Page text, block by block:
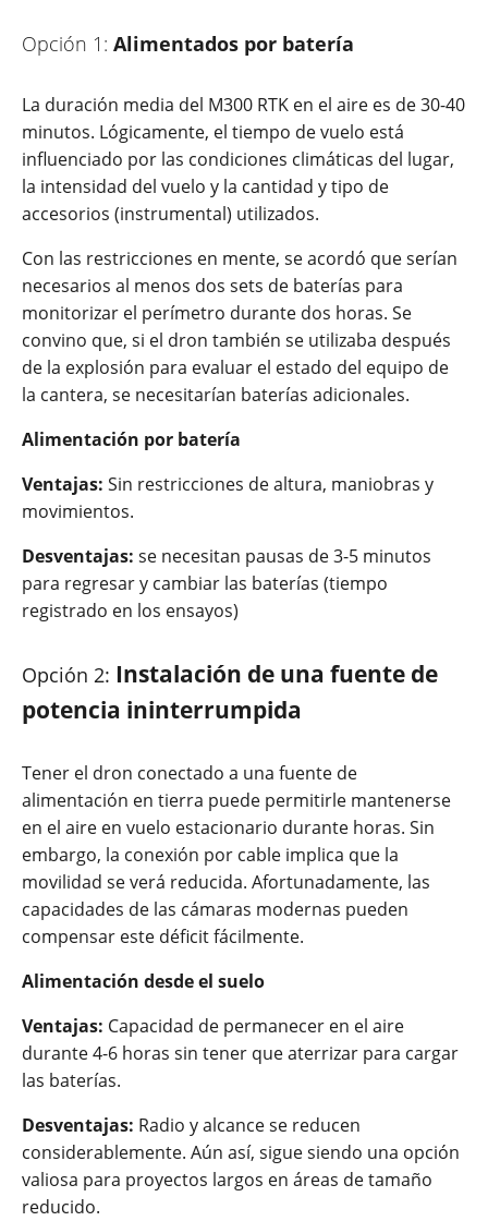
Opción 1: Alimentados por batería
La duración media del M300 RTK en el aire es de 30-40
minutos. Lógicamente, el tiempo de vuelo está
influenciado por las condiciones climáticas del lugar,
la intensidad del vuelo y la cantidad y tipo de
accesorios (instrumental) utilizados.
Con las restricciones en mente, se acordó que serían
necesarios al menos dos sets de baterías para
monitorizar el perímetro durante dos horas. Se
convino que, si el dron también se utilizaba después
de la explosión para evaluar el estado del equipo de
la cantera, se necesitarían baterías adicionales.
Alimentación por batería
Ventajas: Sin restricciones de altura, maniobras y
movimientos.
Desventajas: se necesitan pausas de 3-5 minutos
para regresar y cambiar las baterías (tiempo
registrado en los ensayos)
Opción 2: Instalación de una fuente de
potencia ininterrumpida
Tener el dron conectado a una fuente de
alimentación en tierra puede permitirle mantenerse
en el aire en vuelo estacionario durante horas. Sin
embargo, la conexión por cable implica que la
movilidad se verá reducida. Afortunadamente, las
capacidades de las cámaras modernas pueden
compensar este déficit fácilmente.
Alimentación desde el suelo
Ventajas: Capacidad de permanecer en el aire
durante 4-6 horas sin tener que aterrizar para cargar
las baterías.
Desventajas: Radio y alcance se reducen
considerablemente. Aún así, sigue siendo una opción
valiosa para proyectos largos en áreas de tamaño
reducido.